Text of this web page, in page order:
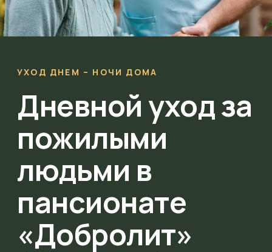
УХОД ДНЕМ – НОЧИ ДОМА
Дневной уход за
пожилыми
людьми в
пансионате
«Добролит»